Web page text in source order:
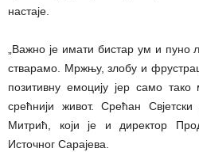
настаје.
„Важно је имати бистар ум и
стварамо. Мржњу, злобу и
позитивну емоцију јер само
срећнији живот. Срећан
Митрић, који је и директор
Источног Сарајева.